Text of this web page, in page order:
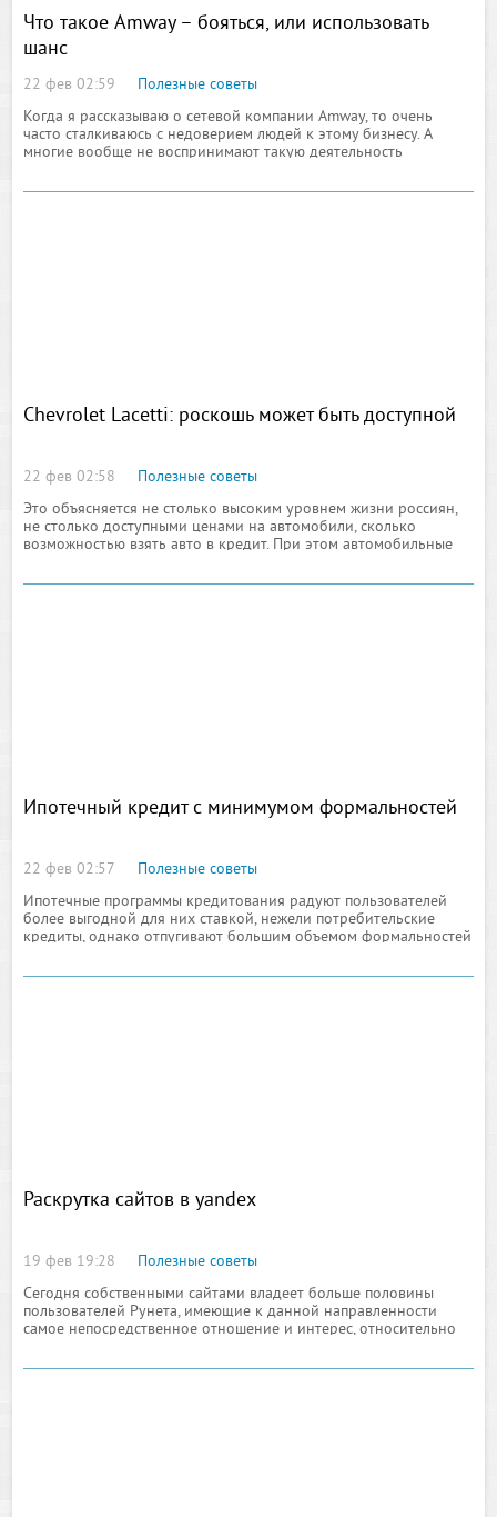
Что такое Amway – бояться, или использовать
шанс
22 фев 02:59
Полезные советы
Когда я рассказываю о сетевой компании Amway, то очень
часто сталкиваюсь с недоверием людей к этому бизнесу. А
многие вообще не воспринимают такую деятельность
сама раньше
Chevrolet Lacetti: роскошь может быть доступной
22 фев 02:58
Полезные советы
Это объясняется не столько высоким уровнем жизни россиян,
не столько доступными ценами на автомобили, сколько
возможностью взять авто в кредит. При этом автомобильные
Ипотечный кредит с минимумом формальностей
22 фев 02:57
Полезные советы
Ипотечные программы кредитования радуют пользователей
более выгодной для них ставкой, нежели потребительские
кредиты, однако отпугивают большим объемом формальностей
Раскрутка сайтов в yandex
19 фев 19:28
Полезные советы
Сегодня собственными сайтами владеет больше половины
пользователей Рунета, имеющие к данной направленности
самое непосредственное отношение и интерес, относительно